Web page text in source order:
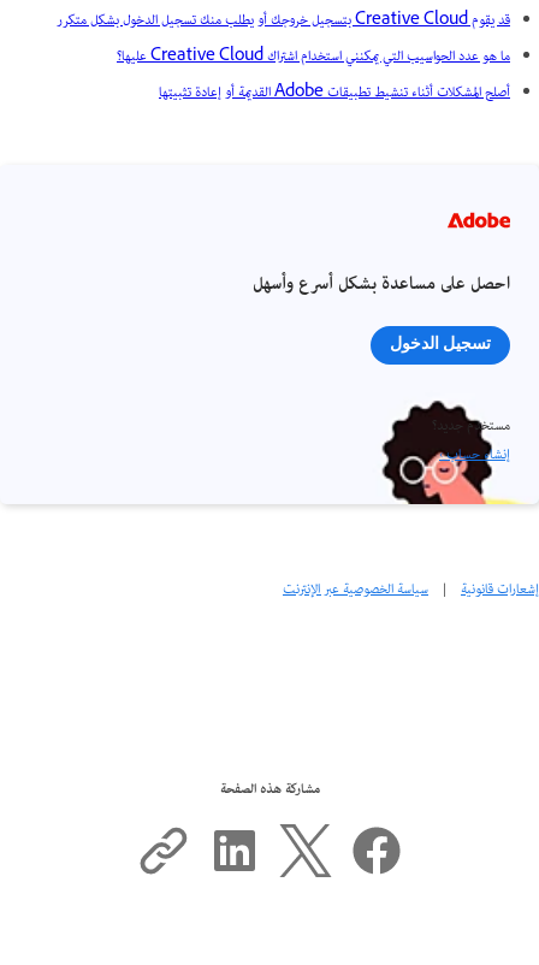
قد يقوم Creative Cloud بتسجيل خروجك أو يطلب منك تسجيل الدخول بشكل متكرر
ما هو عدد الحواسيب التي يمكنني استخدام اشتراك Creative Cloud عليها؟
أصلح المشكلات أثناء تنشيط تطبيقات Adobe القديمة أو إعادة تثبيتها
احصل على مساعدة بشكل أسرع وأسهل
تسجيل الدخول
مستخدم جديد؟
إنشاء حساب ›
إشعارات قانونية | سياسة الخصوصية عبر الإنترنت
مشاركة هذه الصفحة